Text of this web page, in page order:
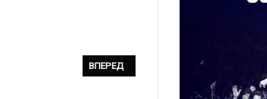
СЛЕДУЮЩИЙ: DURAN DURAN - «TONIGHT
ВПЕРЕД